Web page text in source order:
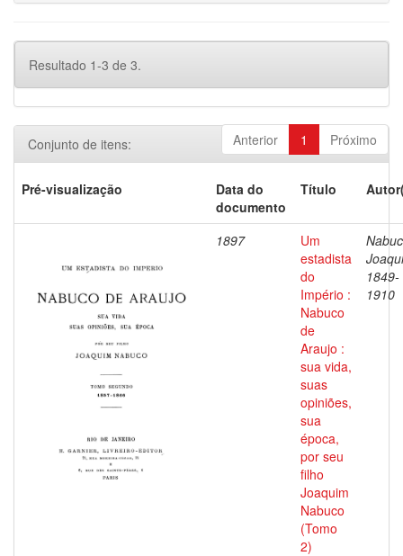
Resultado 1-3 de 3.
Anterior 1 Próximo
Conjunto de itens:
Pré-visualização
Data do
documento
Título
1897
Um
estadista
do
Império :
Nabuco
de
Araujo :
sua vida,
suas
opiniões,
sua
época,
por seu
filho
Joaquim
Nabuco
(Tomo
2)
1849-
1910